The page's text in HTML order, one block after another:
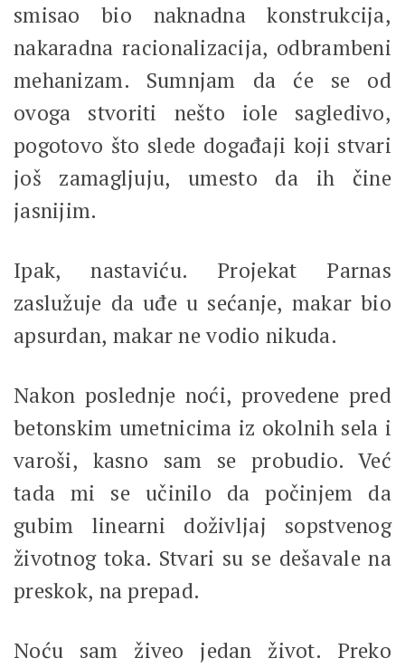
smisao bio naknadna konstrukcija,
nakaradna racionalizacija, odbrambeni
mehanizam. Sumnjam da će se od
ovoga stvoriti nešto iole sagledivo,
pogotovo što slede događaji koji stvari
još zamagljuju, umesto da ih čine
jasnijim.
Ipak, nastaviću. Projekat Parnas
zaslužuje da uđe u sećanje, makar bio
apsurdan, makar ne vodio nikuda.
Nakon poslednje noći, provedene pred
betonskim umetnicima iz okolnih sela i
varoši, kasno sam se probudio. Već
tada mi se učinilo da počinjem da
gubim linearni doživljaj sopstvenog
životnog toka. Stvari su se dešavale na
preskok, na prepad.
Noću sam živeo jedan život. Preko